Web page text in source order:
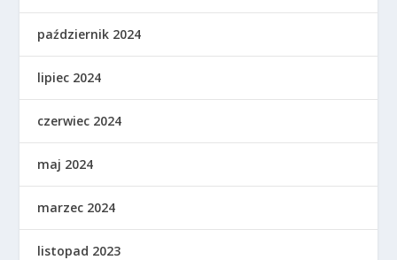
październik 2024
lipiec 2024
czerwiec 2024
maj 2024
marzec 2024
listopad 2023